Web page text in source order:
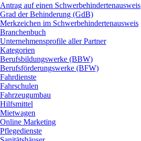
Antrag auf einen Schwerbehindertenausweis
Grad der Behinderung (GdB)
Merkzeichen im Schwerbehindertenausweis
Branchenbuch
Unternehmensprofile aller Partner
Kategorien
Berufsbildungswerke (BBW)
Berufsförderungswerke (BFW)
Fahrdienste
Fahrschulen
Fahrzeugumbau
Hilfsmittel
Mietwagen
Online Marketing
Pflegedienste